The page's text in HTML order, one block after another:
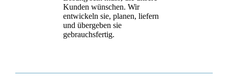
Kunden wünschen. Wir
entwickeln sie, planen, liefern
und übergeben sie
gebrauchsfertig.